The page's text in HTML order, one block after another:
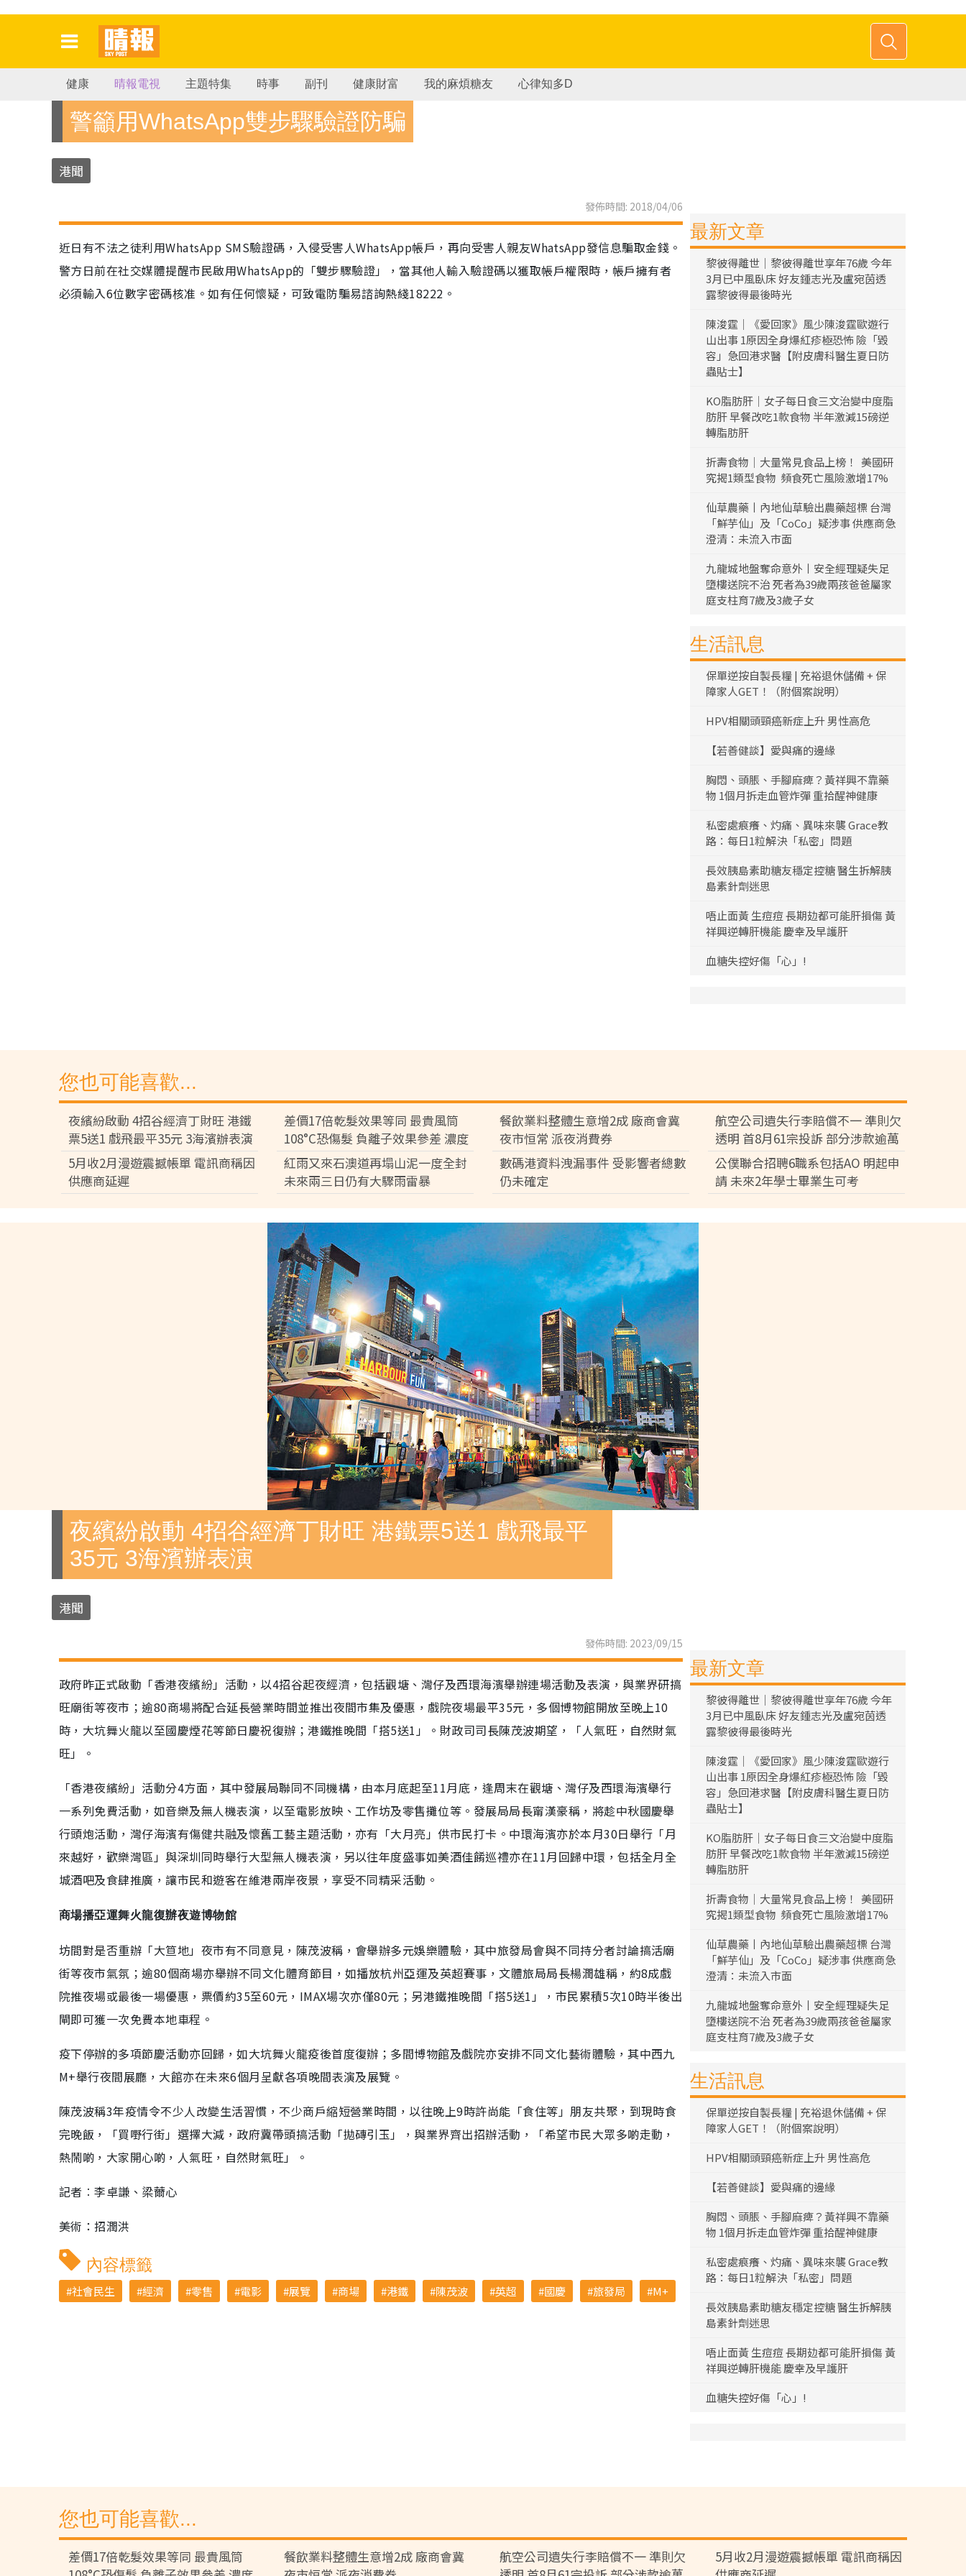
健康 晴報電視 主題特集 時事 副刊 健康財富 我的麻煩糖友 心律知多D
警籲用WhatsApp雙步驟驗證防騙
港聞
發佈時間: 2018/04/06
近日有不法之徒利用WhatsApp SMS驗證碼，入侵受害人WhatsApp帳戶，再向受害人親友WhatsApp發信息騙取金錢。
警方日前在社交媒體提醒市民啟用WhatsApp的「雙步驟驗證」，當其他人輸入驗證碼以獲取帳戶權限時，帳戶擁有者
必須輸入6位數字密碼核准。如有任何懷疑，可致電防騙易諮詢熱綫18222。
最新文章
黎彼得離世｜黎彼得離世享年76歲 今年
3月已中風臥床 好友鍾志光及盧宛茵透
露黎彼得最後時光
陳浚霆｜《愛回家》風少陳浚霆歐遊行
山出事 1原因全身爆紅疹極恐怖 險「毀
容」急回港求醫【附皮膚科醫生夏日防
蟲貼士】
KO脂肪肝｜女子每日食三文治變中度脂
肪肝 早餐改吃1款食物 半年激減15磅逆
轉脂肪肝
折壽食物｜大量常見食品上榜！ 美國研
究揭1類型食物 頻食死亡風險激增17%
仙草農藥丨內地仙草驗出農藥超標 台灣
「鮮芋仙」及「CoCo」疑涉事 供應商急
澄清：未流入市面
九龍城地盤奪命意外丨安全經理疑失足
墮樓送院不治 死者為39歲兩孩爸爸屬家
庭支柱育7歲及3歲子女
生活訊息
保單逆按自製長糧 | 充裕退休儲備 + 保
障家人GET！（附個案說明）
HPV相關頭頸癌新症上升 男性高危
【若善健談】愛與痛的邊緣
胸悶、頭脹、手腳麻痺？黃祥興不靠藥
物 1個月拆走血管炸彈 重拾醒神健康
私密處痕癢、灼痛、異味來襲 Grace教
路：每日1粒解決「私密」問題
長效胰島素助糖友穩定控糖 醫生拆解胰
島素針劑迷思
唔止面黃 生痘痘 長期攰都可能肝損傷 黃
祥興逆轉肝機能 慶幸及早護肝
血糖失控好傷「心」!
您也可能喜歡...
夜繽紛啟動 4招谷經濟丁財旺 港鐵
票5送1 戲飛最平35元 3海濱辦表演
差價17倍乾髮效果等同 最貴風筒
108°C恐傷髮 負離子效果參差 濃度
差逾百倍
餐飲業料整體生意增2成 廠商會冀
夜市恒常 派夜消費券
航空公司遺失行李賠償不一 準則欠
透明 首8月61宗投訴 部分涉款逾萬
元
5月收2月漫遊震撼帳單 電訊商稱因
供應商延遲
紅雨又來石澳道再塌山泥一度全封
未來兩三日仍有大驟雨雷暴
數碼港資料洩漏事件 受影響者總數
仍未確定
公僕聯合招聘6職系包括AO 明起申
請 未來2年學士畢業生可考
夜繽紛啟動 4招谷經濟丁財旺 港鐵票5送1 戲飛最平
35元 3海濱辦表演
港聞
發佈時間: 2023/09/15
政府昨正式啟動「香港夜繽紛」活動，以4招谷起夜經濟，包括觀塘、灣仔及西環海濱舉辦連場活動及表演，與業界研搞
旺廟街等夜市；逾80商場將配合延長營業時間並推出夜間市集及優惠，戲院夜場最平35元，多個博物館開放至晚上10
時，大坑舞火龍以至國慶煙花等節日慶祝復辦；港鐵推晚間「搭5送1」。財政司司長陳茂波期望，「人氣旺，自然財氣
旺」。
「香港夜繽紛」活動分4方面，其中發展局聯同不同機構，由本月底起至11月底，逢周末在觀塘、灣仔及西環海濱舉行
一系列免費活動，如音樂及無人機表演，以至電影放映、工作坊及零售攤位等。發展局局長甯漢豪稱，將趁中秋國慶舉
行頭炮活動，灣仔海濱有傷健共融及懷舊工藝主題活動，亦有「大月亮」供市民打卡。中環海濱亦於本月30日舉行「月
來越好，歡樂灣區」與深圳同時舉行大型無人機表演，另以往年度盛事如美酒佳餚巡禮亦在11月回歸中環，包括全月全
城酒吧及食肆推廣，讓市民和遊客在維港兩岸夜景，享受不同精采活動。
商場播亞運舞火龍復辦夜遊博物館
坊間對是否重辦「大笪地」夜市有不同意見，陳茂波稱，會舉辦多元娛樂體驗，其中旅發局會與不同持分者討論搞活廟
街等夜市氣氛；逾80個商場亦舉辦不同文化體育節目，如播放杭州亞運及英超賽事，文體旅局局長楊潤雄稱，約8成戲
院推夜場或最後一場優惠，票價約35至60元，IMAX場次亦僅80元；另港鐵推晚間「搭5送1」，市民累積5次10時半後出
閘即可獲一次免費本地車程。
疫下停辦的多項節慶活動亦回歸，如大坑舞火龍疫後首度復辦；多間博物館及戲院亦安排不同文化藝術體驗，其中西九
M+舉行夜間展廳，大館亦在未來6個月呈獻各項晚間表演及展覽。
陳茂波稱3年疫情令不少人改變生活習慣，不少商戶縮短營業時間，以往晚上9時許尚能「食住等」朋友共聚，到現時食
完晚飯，「買嘢行街」選擇大減，政府冀帶頭搞活動「拋磚引玉」，與業界齊出招辦活動，「希望市民大眾多啲走動，
熱鬧啲，大家開心啲，人氣旺，自然財氣旺」。
記者︰李卓謙、梁薾心
美術：招潤洪
內容標籤
社會民生 經濟 零售 電影 展覽 商場 港鐵 陳茂波 英超 國慶 旅發局 M+
最新文章
黎彼得離世｜黎彼得離世享年76歲 今年
3月已中風臥床 好友鍾志光及盧宛茵透
露黎彼得最後時光
陳浚霆｜《愛回家》風少陳浚霆歐遊行
山出事 1原因全身爆紅疹極恐怖 險「毀
容」急回港求醫【附皮膚科醫生夏日防
蟲貼士】
KO脂肪肝｜女子每日食三文治變中度脂
肪肝 早餐改吃1款食物 半年激減15磅逆
轉脂肪肝
折壽食物｜大量常見食品上榜！ 美國研
究揭1類型食物 頻食死亡風險激增17%
仙草農藥丨內地仙草驗出農藥超標 台灣
「鮮芋仙」及「CoCo」疑涉事 供應商急
澄清：未流入市面
九龍城地盤奪命意外丨安全經理疑失足
墮樓送院不治 死者為39歲兩孩爸爸屬家
庭支柱育7歲及3歲子女
生活訊息
保單逆按自製長糧 | 充裕退休儲備 + 保
障家人GET！（附個案說明）
HPV相關頭頸癌新症上升 男性高危
【若善健談】愛與痛的邊緣
胸悶、頭脹、手腳麻痺？黃祥興不靠藥
物 1個月拆走血管炸彈 重拾醒神健康
私密處痕癢、灼痛、異味來襲 Grace教
路：每日1粒解決「私密」問題
長效胰島素助糖友穩定控糖 醫生拆解胰
島素針劑迷思
唔止面黃 生痘痘 長期攰都可能肝損傷 黃
祥興逆轉肝機能 慶幸及早護肝
血糖失控好傷「心」!
您也可能喜歡...
差價17倍乾髮效果等同 最貴風筒
餐飲業料整體生意增2成 廠商會冀
航空公司遺失行李賠償不一 準則欠
5月收2月漫遊震撼帳單 電訊商稱因